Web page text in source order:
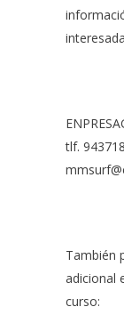
tlf.
También
adicional
curso: